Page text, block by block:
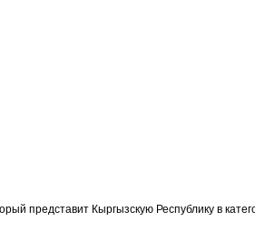
представит Кыргызскую Республику в